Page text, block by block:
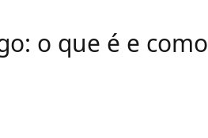
o que é e como